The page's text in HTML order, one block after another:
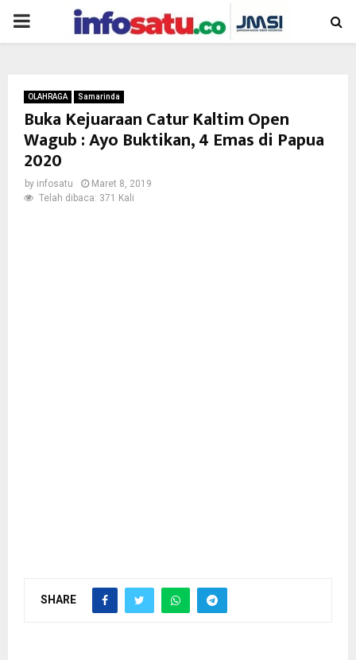
PRIMARY
OLAHRAGA Samarinda
Buka Kejuaraan Catur Kaltim Open
Wagub : Ayo Buktikan, 4 Emas di Papua
2020
by infosatu
Maret 8, 2019
Telah dibaca: 371 Kali
SHARE